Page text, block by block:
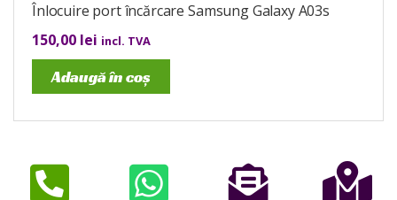
Înlocuire port încărcare Samsung Galaxy A03s
150,00 lei incl. TVA
Adaugă în coș